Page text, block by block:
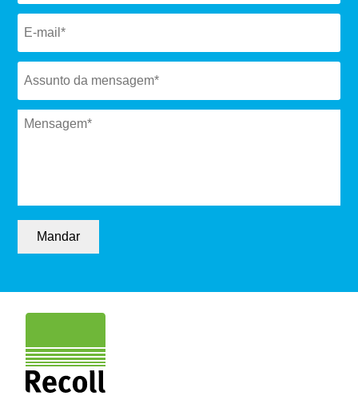
Email *
Subject *
Message *
Mandar